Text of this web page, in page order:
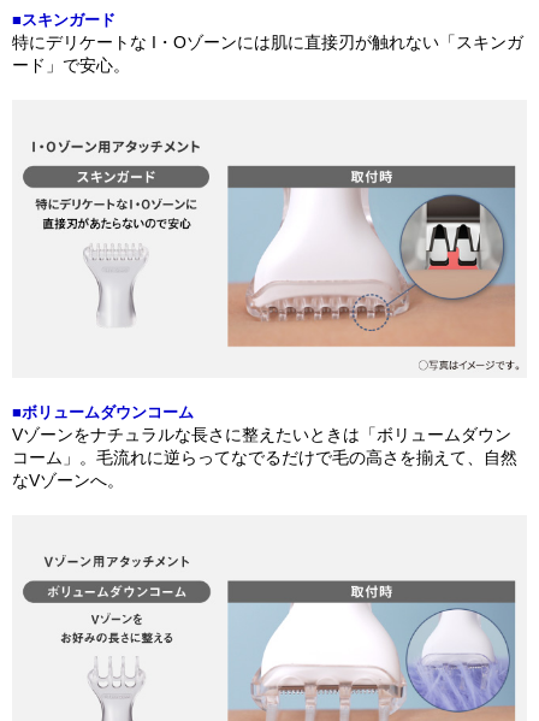
■スキンガード
特にデリケートな I・Oゾーンには肌に直接刃が触れない「スキンガ
ード」で安心。
■ボリュームダウンコーム
Vゾーンをナチュラルな長さに整えたいときは「ボリュームダウン
コーム」。毛流れに逆らってなでるだけで毛の高さを揃えて、自然
なVゾーンへ。